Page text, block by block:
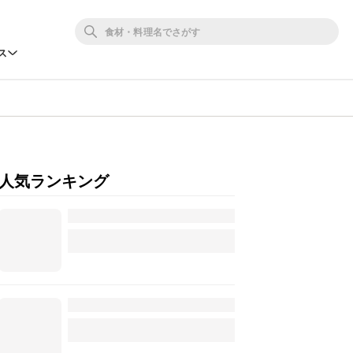
人気ランキング